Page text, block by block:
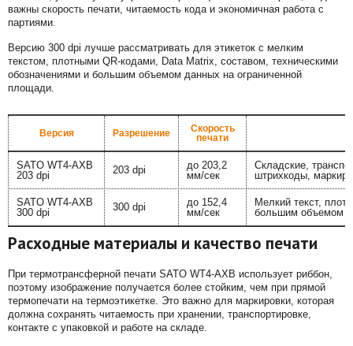
важны скорость печати, читаемость кода и экономичная работа с
партиями.
Версию 300 dpi лучше рассматривать для этикеток с мелким
текстом, плотными QR-кодами, Data Matrix, составом, техническими
обозначениями и большим объемом данных на ограниченной
площади.
Версия Разрешение
Скорость
печати
SATO WT4-AXB
203 dpi
203 dpi
до 203,2
мм/сек
Складские,
штрихкоды,
SATO WT4-AXB
300 dpi
300 dpi
до 152,4
мм/сек
Мелкий текст,
большим объемом
Расходные материалы и качество печати
При термотрансферной печати SATO WT4-AXB использует риббон,
поэтому изображение получается более стойким, чем при прямой
термопечати на термоэтикетке. Это важно для маркировки, которая
должна сохранять читаемость при хранении, транспортировке,
контакте с упаковкой и работе на складе.